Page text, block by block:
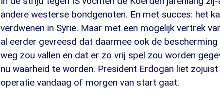
andere westerse bondgenoten. En met succes: het
verdwenen in Syrië. Maar met een mogelijk vertrek
al eerder gevreesd dat daarmee ook de
weg zou vallen en dat er zo vrij spel zou worden
nu waarheid te worden. President Erdogan liet
operatie vandaag of morgen van start gaat.